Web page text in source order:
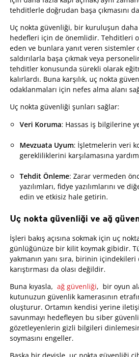
tehditlerle doğrudan başa çıkmasını
Uç nokta güvenliği, bir kuruluşun
hedefleri için de önemlidir. Tehditleri
eden ve bunlara yanıt veren
saldırılarla başa çıkmak veya
tehditler konusunda sürekli olarak
kalırlardı. Buna karşılık, uç nokta
odaklanmaları için nefes alma alanı
Uç nokta güvenliği şunları sağlar:
Veri Koruma: Hassas iş bilgilerine
Mevzuata Uyum: İşletmelerin veri
gerekliliklerini karşılamasına
Tehdit Önleme: Zarar vermeden
yazılımları, fidye yazılımlarını ve
edin ve etkisiz hale getirin.
Uç nokta güvenliği ve ağ
İşleri bakış açısına sokmak için uç
günlüğünüze bir kilit koymak gibidir.
yakmanın yanı sıra, birinin içindekileri
karıştırması da olası değildir.
Buna kıyasla, ağ güvenliği, bir oyun
kutunuzun güvenlik kamerasının
oluşturur. Ortamın kendisi yerine
savunmayı hedefleyen bu siber
gözetleyenlerin gizli bilgileri
soymasını engeller.